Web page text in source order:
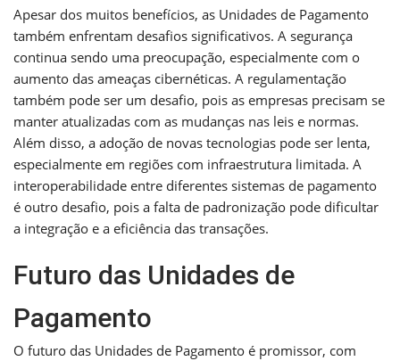
Apesar dos muitos benefícios, as Unidades de Pagamento
também enfrentam desafios significativos. A segurança
continua sendo uma preocupação, especialmente com o
aumento das ameaças cibernéticas. A regulamentação
também pode ser um desafio, pois as empresas precisam se
manter atualizadas com as mudanças nas leis e normas.
Além disso, a adoção de novas tecnologias pode ser lenta,
especialmente em regiões com infraestrutura limitada. A
interoperabilidade entre diferentes sistemas de pagamento
é outro desafio, pois a falta de padronização pode dificultar
a integração e a eficiência das transações.
Futuro das Unidades de
Pagamento
O futuro das Unidades de Pagamento é promissor, com